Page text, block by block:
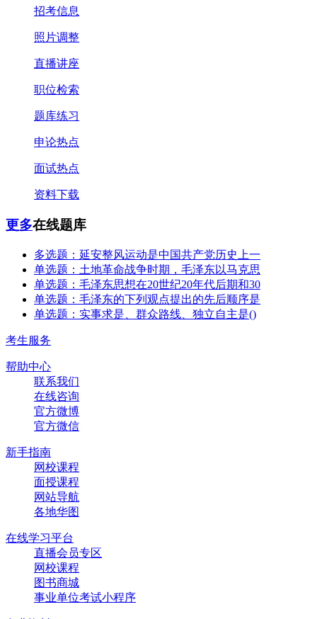
招考信息
照片调整
直播讲座
职位检索
题库练习
申论热点
面试热点
资料下载
更多在线题库
多选题：延安整风运动是中国共产党历史上一
单选题：土地革命战争时期，毛泽东以马克思
单选题：毛泽东思想在20世纪20年代后期和30
单选题：毛泽东的下列观点提出的先后顺序是
单选题：实事求是、群众路线、独立自主是()
考生服务
帮助中心
联系我们
在线咨询
官方微博
官方微信
新手指南
网校课程
面授课程
网站导航
各地华图
在线学习平台
直播会员专区
网校课程
图书商城
事业单位考试小程序